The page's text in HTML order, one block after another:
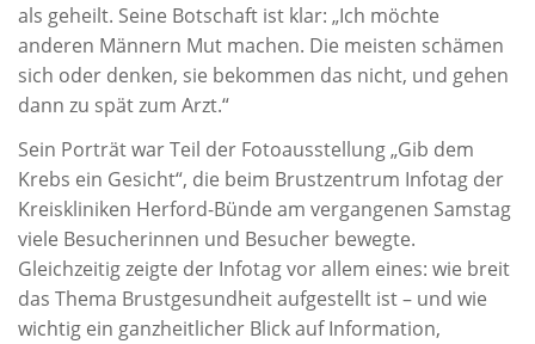
als geheilt. Seine Botschaft ist klar: „Ich möchte
anderen Männern Mut machen. Die meisten schämen
sich oder denken, sie bekommen das nicht, und gehen
dann zu spät zum Arzt.“
Sein Porträt war Teil der Fotoausstellung „Gib dem
Krebs ein Gesicht“, die beim Brustzentrum Infotag der
Kreiskliniken Herford-Bünde am vergangenen Samstag
viele Besucherinnen und Besucher bewegte.
Gleichzeitig zeigte der Infotag vor allem eines: wie breit
das Thema Brustgesundheit aufgestellt ist – und wie
wichtig ein ganzheitlicher Blick auf Information,